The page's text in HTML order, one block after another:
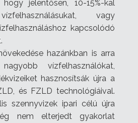
jelentősen, 10-15%-kal
vagy
kapcsolódó
hazánkban is arra
vízfelhasználókat,
hasznosítsák újra a
és FZLD technológiáival.
szennyvizek ipari célú újra
nem elterjedt gyakorlat